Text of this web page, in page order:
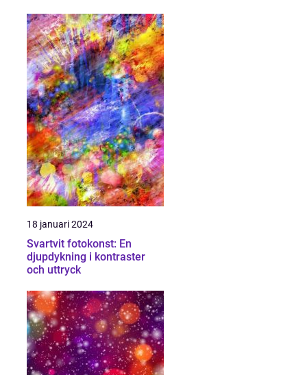
18 januari 2024
Svartvit fotokonst: En
djupdykning i kontraster
och uttryck